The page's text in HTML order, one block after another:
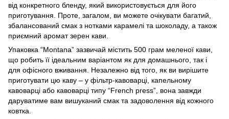
від конкретного бленду, який використовується для його
приготування. Проте, загалом, ви можете очікувати багатий,
збалансований смак з нотками карамелі та шоколаду, а також
приємний аромат зерен кави.
Упаковка “Montana” зазвичай містить 500 грам меленої кави,
що робить її ідеальним варіантом як для домашнього, так і
для офісного вживання. Незалежно від того, як ви вирішите
приготувати цю каву – у фільтр-кавоварці, капельному
кавоварці або кавоварці типу “French press”, вона завжди
даруватиме вам вишуканий смак та задоволення від кожного
ковтка.